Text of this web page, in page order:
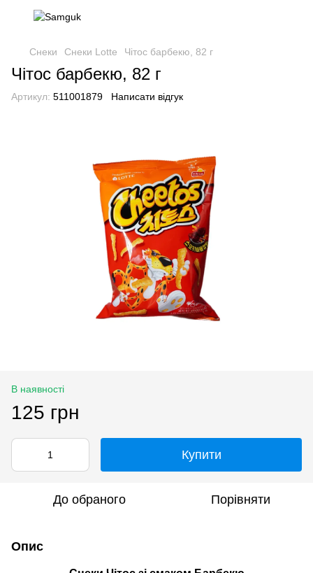
Снеки Снеки Lotte Чітос барбекю, 82 г
Чітос барбекю, 82 г
Артикул: 511001879 Написати відгук
В наявності
125 грн
Купити
До обраного Порівняти
Опис